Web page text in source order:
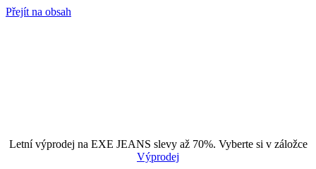
Přejít na obsah
Letní výprodej na EXE JEANS slevy až 70%. Vyberte si v záložce
Výprodej